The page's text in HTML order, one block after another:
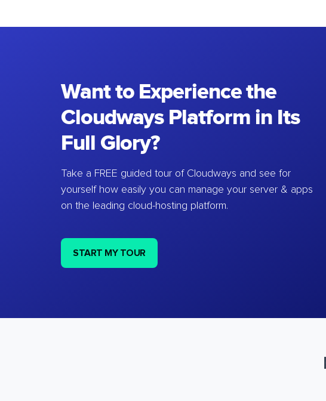
Want to Experience the
Cloudways Platform in Its
Full Glory?
Take a FREE guided tour of Cloudways and see for
yourself how easily you can manage your server & apps
on the leading cloud-hosting platform.
START MY TOUR